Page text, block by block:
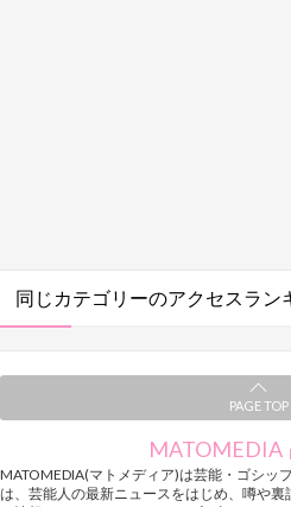
同じカテゴリーのアクセスラン
PAGE TOP
MATOMEDIA
MATOMEDIA(マトメディア)は芸能・ゴシッ
は、芸能人の最新ニュースをはじめ、噂や